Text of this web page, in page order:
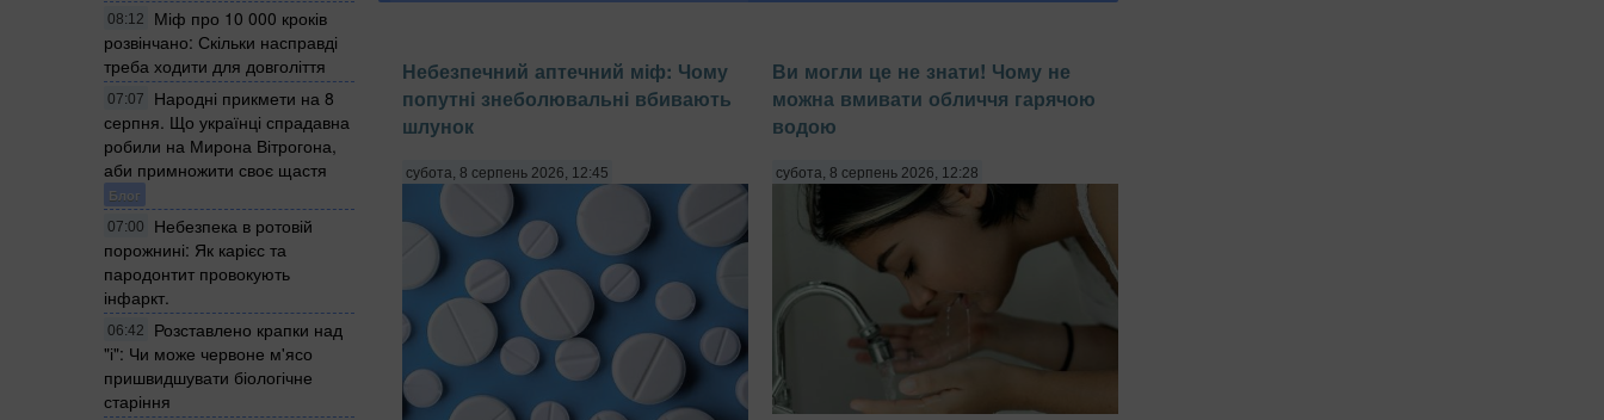
08:12
Міф про 10 000 кроків
розвінчано: Скільки насправді
треба ходити для довголіття
07:07
Народні прикмети на 8
серпня. Що українці спрадавна
робили на Мирона Вітрогона,
аби примножити своє щастя
Блог
07:00
Небезпека в ротовій
порожнині: Як карієс та
пародонтит провокують
інфаркт.
06:42
Розставлено крапки над
"і": Чи може червоне м'ясо
пришвидшувати біологічне
старіння
Небезпечний аптечний міф: Чому
попутні знеболювальні вбивають
шлунок
субота, 8 серпень 2026, 12:45
Ви могли це не знати! Чому не
можна вмивати обличчя гарячою
водою
субота, 8 серпень 2026, 12:28